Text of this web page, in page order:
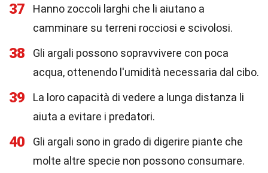
37
Hanno zoccoli larghi che li aiutano a
camminare su terreni rocciosi e scivolosi.
38
Gli argali possono sopravvivere con poca
acqua, ottenendo l'umidità necessaria dal cibo.
39
La loro capacità di vedere a lunga distanza li
aiuta a evitare i predatori.
40
Gli argali sono in grado di digerire piante che
molte altre specie non possono consumare.